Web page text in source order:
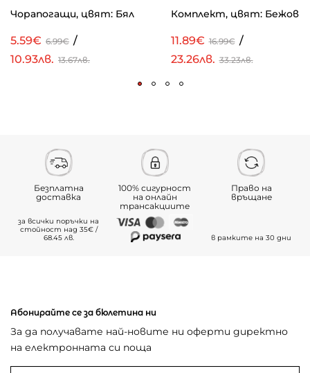
Чорапогащи, цвят: Бял
5.59€ 6.99€ /
10.93лв. 13.67лв.
Комплект, цвят: Бежов
11.89€ 16.99€ /
23.26лв. 33.23лв.
Безплатна
доставка
за всички поръчки на
стойност над 35€ /
68.45 лв.
100% сигурност
на онлайн
трансакциите
Право на
връщане
в рамките на 30 дни
Абонирайте се за бюлетина ни
За да получавате най-новите ни оферти директно
на електронната си поща